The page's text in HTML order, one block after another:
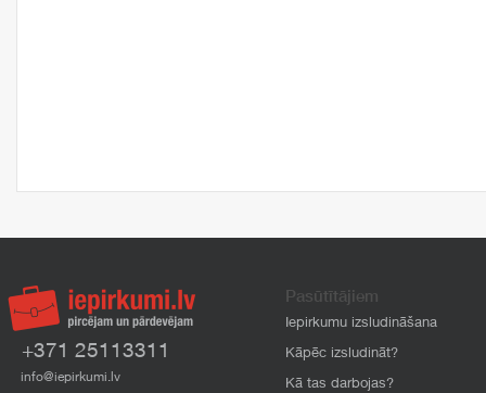
+371 25113311
info@iepirkumi.lv
Pasūtītājiem
Iepirkumu izsludināšana
Kāpēc izsludināt?
Kā tas darbojas?